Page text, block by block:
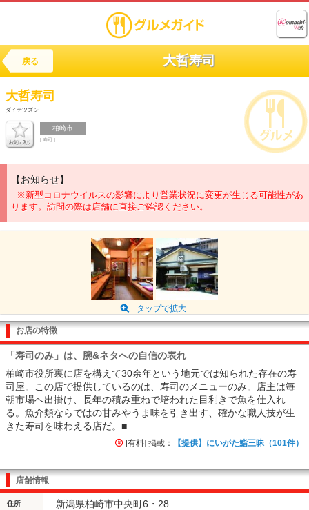
戻る 大哲寿司
大哲寿司
ダイテツズシ
柏崎市
[ 寿司 ]
【お知らせ】
※新型コロナウイルスの影響により営業状況に変更が生じる可能性があ
ります。訪問の際は店舗に直接ご確認ください。
タップで拡大
お店の特徴
「寿司のみ」は、腕&ネタへの自信の表れ
柏崎市役所裏に店を構えて30余年という地元では知られた存在の寿
司屋。この店で提供しているのは、寿司のメニューのみ。店主は毎
朝市場へ出掛け、長年の積み重ねで培われた目利きで魚を仕入れ
る。魚介類ならではの甘みやうま味を引き出す、確かな職人技が生
きた寿司を味わえる店だ。■
[有料] 掲載： 【提供】にいがた鮨三昧（101件）
店舗情報
住所 新潟県柏崎市中央町6・28